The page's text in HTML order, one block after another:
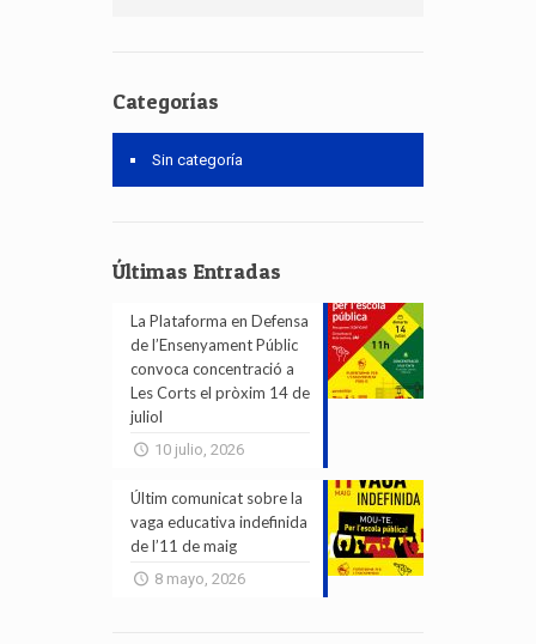
Categorías
Sin categoría
Últimas Entradas
La Plataforma en Defensa
de l’Ensenyament Públic
convoca concentració a
Les Corts el pròxim 14 de
juliol
10 julio, 2026
Últim comunicat sobre la
vaga educativa indefinida
de l’11 de maig
8 mayo, 2026